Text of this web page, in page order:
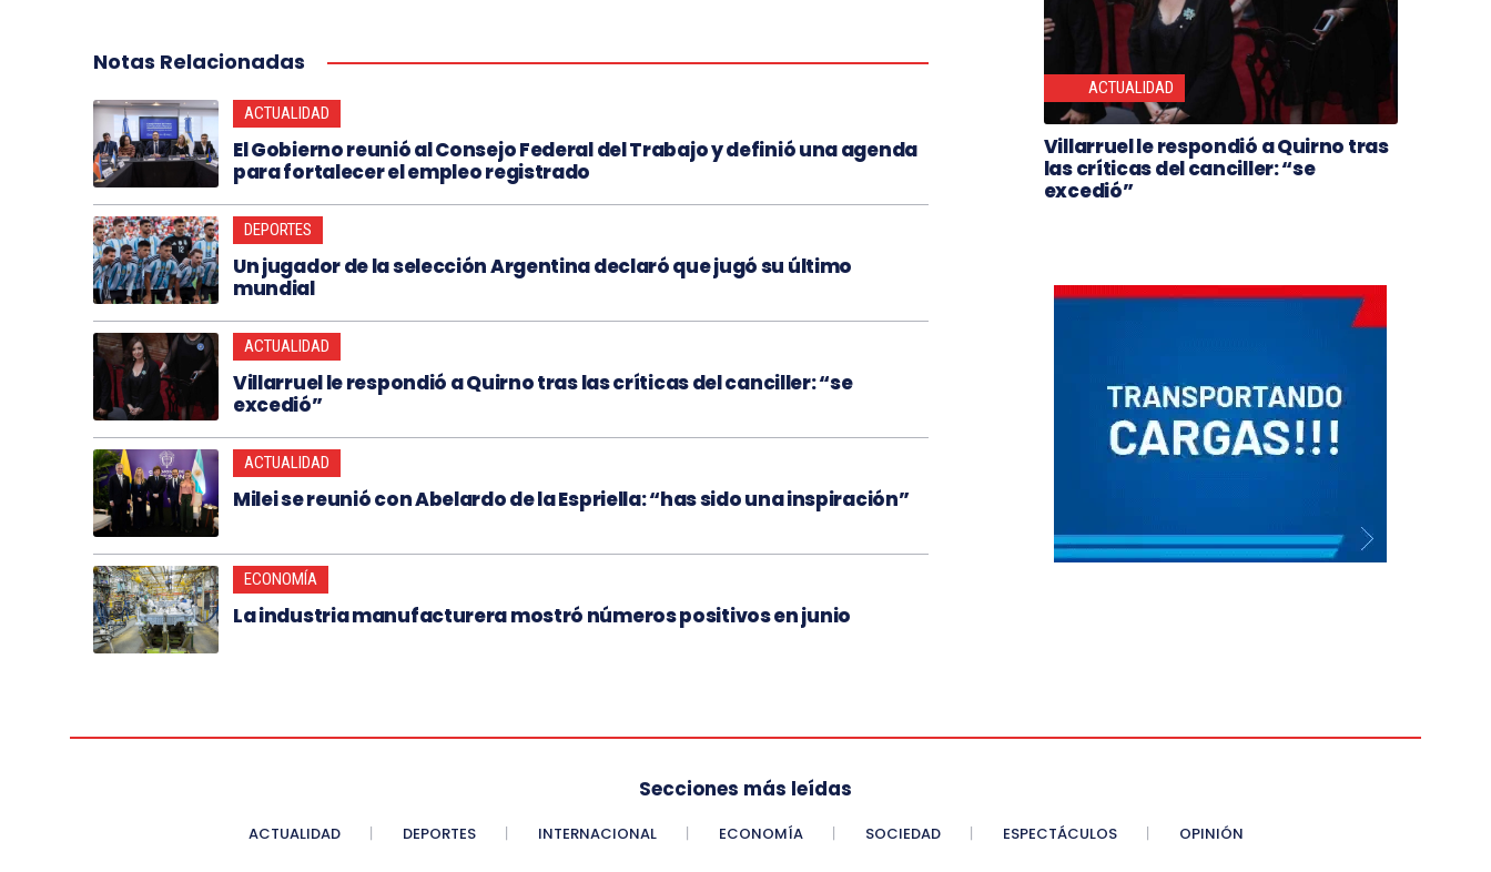
Notas Relacionadas
ACTUALIDAD
El Gobierno reunió al Consejo Federal del Trabajo y definió una agenda
para fortalecer el empleo registrado
DEPORTES
Un jugador de la selección Argentina declaró que jugó su último
mundial
ACTUALIDAD
Villarruel le respondió a Quirno tras las críticas del canciller: “se
excedió”
ACTUALIDAD
Milei se reunió con Abelardo de la Espriella: “has sido una inspiración”
ECONOMÍA
La industria manufacturera mostró números positivos en junio
ACTUALIDAD
Villarruel le respondió a Quirno tras
las críticas del canciller: “se
excedió”
Secciones más leídas
ACTUALIDAD DEPORTES INTERNACIONAL ECONOMÍA SOCIEDAD ESPECTÁCULOS OPINIÓN